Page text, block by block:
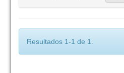
Resultados 1-1 de 1.